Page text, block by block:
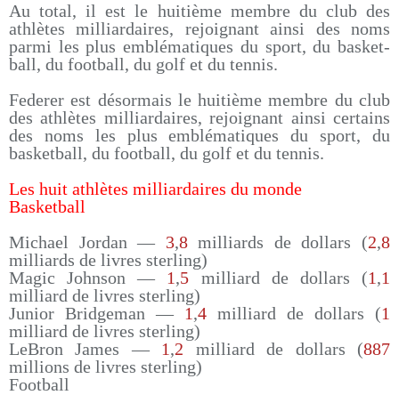
Au total, il est le huitième membre du club des
athlètes milliardaires, rejoignant ainsi des noms
parmi les plus emblématiques du sport, du basket-
ball, du football, du golf et du tennis.
Federer est désormais le huitième membre du club
des athlètes milliardaires, rejoignant ainsi certains
des noms les plus emblématiques du sport, du
basketball, du football, du golf et du tennis.
Les huit athlètes milliardaires du monde
Basketball
Michael Jordan — 3,8milliards de dollars (2,8
milliards de livres sterling)
Magic Johnson — 1,5 milliard de dollars (1,1
milliard de livres sterling)
Junior Bridgeman — 1,4 milliard de dollars (1
milliard de livres sterling)
LeBron James — 1,2 milliard de dollars (887
millions de livres sterling)
Football